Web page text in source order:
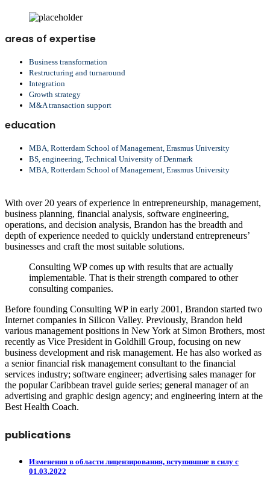
areas of expertise
Business transformation
Restructuring and turnaround
Integration
Growth strategy
M&A transaction support
education
MBA, Rotterdam School of Management, Erasmus University
BS, engineering, Technical University of Denmark
MBA, Rotterdam School of Management, Erasmus University
With over 20 years of experience in entrepreneurship, management,
business planning, financial analysis, software engineering,
operations, and decision analysis, Brandon has the breadth and
depth of experience needed to quickly understand entrepreneurs’
businesses and craft the most suitable solutions.
Consulting WP comes up with results that are actually
implementable. That is their strength compared to other
consulting companies.
Before founding Consulting WP in early 2001, Brandon started two
Internet companies in Silicon Valley. Previously, Brandon held
various management positions in New York at Simon Brothers, most
recently as Vice President in Goldhill Group, focusing on new
business development and risk management. He has also worked as
a senior financial risk management consultant to the financial
services industry; software engineer; advertising sales manager for
the popular Caribbean travel guide series; general manager of an
advertising and graphic design agency; and engineering intern at the
Best Health Coach.
publications
Изменения в области лицензирования, вступившие в силу с
01.03.2022